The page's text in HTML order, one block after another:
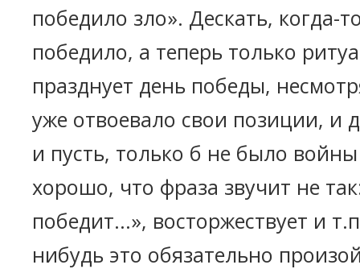
победило зло». Дескать, когда-
победило, а теперь только
празднует день победы,
уже отвоевало свои позиции, и
и пусть, только б не было
хорошо, что фраза звучит не
победит...», восторжествует и
нибудь это обязательно